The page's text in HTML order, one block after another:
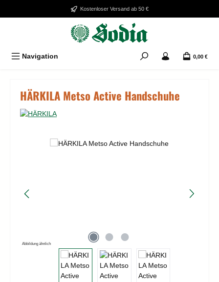
Zum Hauptinhalt springenKostenloser Versand ab 50 €
Navigation 0,00 €
HÄRKILA Metso Active Handschuhe
Bildergalerie überspringen
Abbildung ähnlich